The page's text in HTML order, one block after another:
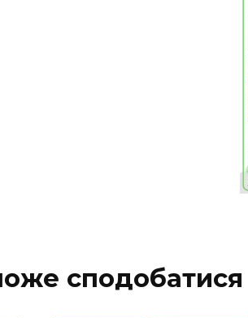
сподобатися